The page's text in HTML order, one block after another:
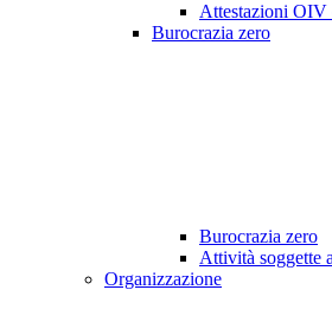
Attestazioni OIV
Burocrazia zero
Burocrazia zero
Attività soggette
Organizzazione